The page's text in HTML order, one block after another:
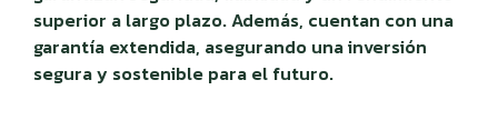
superior a largo plazo. Además, cuentan con una
garantía extendida, asegurando una inversión
segura y sostenible para el futuro.